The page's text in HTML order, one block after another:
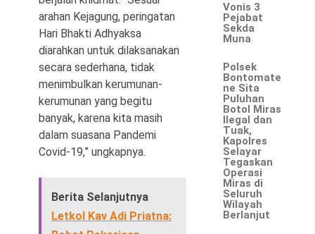
arahan Kejagung, peringatan
Hari Bhakti Adhyaksa
diarahkan untuk dilaksanakan
secara sederhana, tidak
menimbulkan kerumunan-
kerumunan yang begitu
banyak, karena kita masih
dalam suasana Pandemi
Covid-19,” ungkapnya.
Berita Selanjutnya
Letkol Kav Adi Priatna:
Vonis 3
Pejabat
Sekda
Muna
Polsek
Bontomate
ne Sita
Puluhan
Botol Miras
Ilegal dan
Tuak,
Kapolres
Selayar
Tegaskan
Operasi
Miras di
Seluruh
Wilayah
Berlanjut